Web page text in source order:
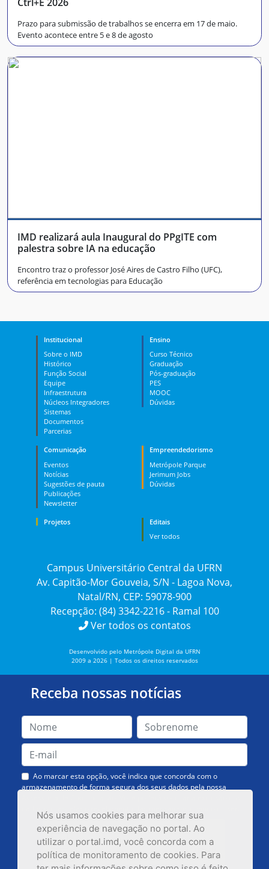
Nós usamos cookies para melhorar sua
experiência de navegação no portal. Ao
utilizar o portal.imd, você concorda com a
política de monitoramento de cookies. Para
Prazo para submissão de trabalhos se encerra em 17 de maio.
Evento acontece entre 5 e 8 de agosto
IMD realizará aula Inaugural do PPgITE com
palestra sobre IA na educação
Encontro traz o professor José Aires de Castro Filho (UFC),
referência em tecnologias para Educação
Institucional
Sobre o IMD
Histórico
Função Social
Equipe
Infraestrutura
Núcleos Integradores
Sistemas
Documentos
Parcerias
Ensino
Curso Técnico
Graduação
Pós-graduação
PES
MOOC
Dúvidas
Comunicação
Eventos
Notícias
Sugestões de pauta
Publicações
Newsletter
Empreendedorismo
Metrópole Parque
Jerimum Jobs
Dúvidas
Projetos
Editais
Ver todos
Campus Universitário Central da UFRN
Av. Capitão-Mor Gouveia, S/N - Lagoa Nova,
Natal/RN, CEP: 59078-900
Recepção: (84) 3342-2216 - Ramal 100
Ver todos os contatos
Desenvolvido pelo Metrópole Digital da UFRN
2009 a 2026 | Todos os direitos reservados
Receba nossas notícias
Ao marcar esta opção, você indica que concorda com o
armazenamento de forma segura dos seus dados pela nossa